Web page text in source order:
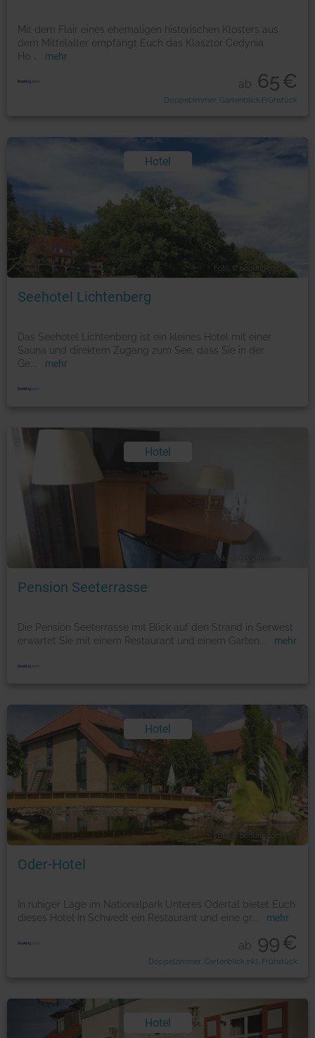
Mit dem Flair eines ehemaligen historischen Klosters aus
dem Mittelalter empfängt Euch das Klasztor Cedynia
Ho
mehr
ab 65€
Doppelzimmer, Gartenblick,Frühstück
Hotel
Foto: © booking.com
Seehotel Lichtenberg
Das Seehotel Lichtenberg ist ein kleines Hotel mit einer
Sauna und direktem Zugang zum See, dass Sie in der
Ge
mehr
Hotel
Foto: © booking.com
Pension Seeterrasse
Die Pension Seeterrasse mit Blick auf den Strand in Serwest
erwartet Sie mit einem Restaurant und einem Garten
mehr
Hotel
Foto: © booking.com
Oder-Hotel
In ruhiger Lage im Nationalpark Unteres Odertal bietet Euch
dieses Hotel in Schwedt ein Restaurant und eine gr
mehr
ab 99€
Doppelzimmer, Gartenblick,inkl. Frühstück
Hotel